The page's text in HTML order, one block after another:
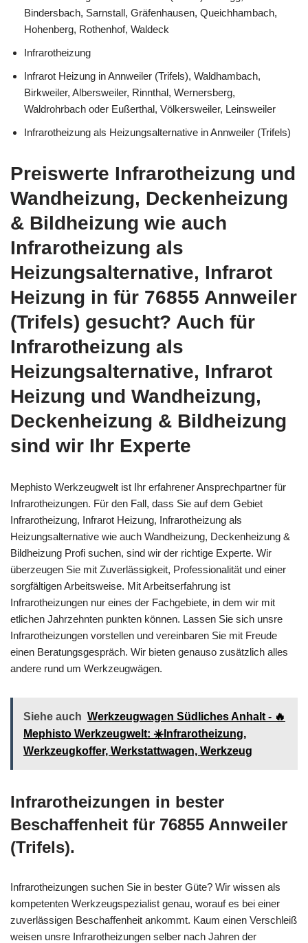
Bindersbach, Sarnstall, Gräfenhausen, Queichhambach,
Hohenberg, Rothenhof, Waldeck
Infrarotheizung
Infrarot Heizung in Annweiler (Trifels), Waldhambach,
Birkweiler, Albersweiler, Rinnthal, Wernersberg,
Waldrohrbach oder Eußerthal, Völkersweiler, Leinsweiler
Infrarotheizung als Heizungsalternative in Annweiler (Trifels)
Preiswerte Infrarotheizung und
Wandheizung, Deckenheizung
& Bildheizung wie auch
Infrarotheizung als
Heizungsalternative, Infrarot
Heizung in für 76855 Annweiler
(Trifels) gesucht? Auch für
Infrarotheizung als
Heizungsalternative, Infrarot
Heizung und Wandheizung,
Deckenheizung & Bildheizung
sind wir Ihr Experte
Mephisto Werkzeugwelt ist Ihr erfahrener Ansprechpartner für
Infrarotheizungen. Für den Fall, dass Sie auf dem Gebiet
Infrarotheizung, Infrarot Heizung, Infrarotheizung als
Heizungsalternative wie auch Wandheizung, Deckenheizung &
Bildheizung Profi suchen, sind wir der richtige Experte. Wir
überzeugen Sie mit Zuverlässigkeit, Professionalität und einer
sorgfältigen Arbeitsweise. Mit Arbeitserfahrung ist
Infrarotheizungen nur eines der Fachgebiete, in dem wir mit
etlichen Jahrzehnten punkten können. Lassen Sie sich unsre
Infrarotheizungen vorstellen und vereinbaren Sie mit Freude
einen Beratungsgespräch. Wir bieten genauso zusätzlich alles
andere rund um Werkzeugwägen.
Siehe auch Werkzeugwagen Südliches Anhalt - 🔥
Mephisto Werkzeugwelt: ☀️Infrarotheizung,
Werkzeugkoffer, Werkstattwagen, Werkzeug
Infrarotheizungen in bester
Beschaffenheit für 76855 Annweiler
(Trifels).
Infrarotheizungen suchen Sie in bester Güte? Wir wissen als
kompetenten Werkzeugspezialist genau, worauf es bei einer
zuverlässigen Beschaffenheit ankommt. Kaum einen Verschleiß
weisen unsre Infrarotheizungen selber nach Jahren der